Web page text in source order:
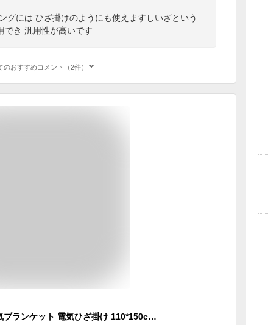
グには ひざ掛けのようにも使えますしいざという
でき 汎用性が高いです
のおすすめコメント（2件）
＼1年保証／ 車用 電気ブランケット 電気ひざ掛け 110*150cm 車载12V電気毛布 車用加熱毛布 車用電気ブランケット 防寒保温 暖かい ホットヒーター毛布 ひざ掛け 肩掛け冬用 温か あったか 厚手暖房器具 防寒対策 車泊用アウトドア キャンプ 車載用 カー用品 DC12V ギフト